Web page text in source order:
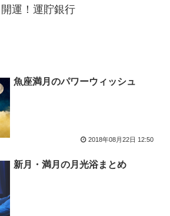
開運！運貯銀行
魚座満月のパワーウィッシュ
2018年08月22日 12:50
新月・満月の月光浴まとめ